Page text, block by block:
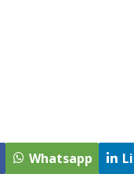
Whatsapp